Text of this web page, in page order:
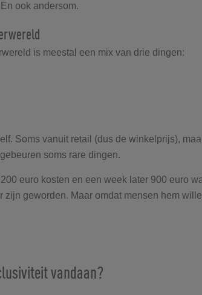
ook andersom.
is meestal een mix van drie dingen:
Soms vanuit retail (dus de winkelprijs),
soms rare dingen.
euro kosten en een week later 900 euro
zijn geworden. Maar omdat mensen hem
vandaan?